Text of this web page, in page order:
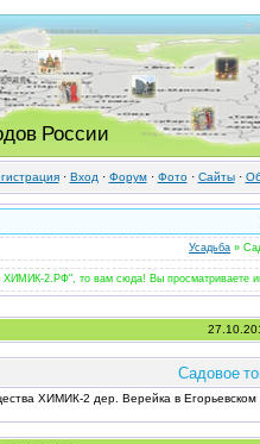
России
· Вход · Форум· Фото· Cайты·
Усадьба »
ХИМИК-2.РФ", то вам сюда! Вы
Садовое
ХИМИК-2 дер. Верейка в